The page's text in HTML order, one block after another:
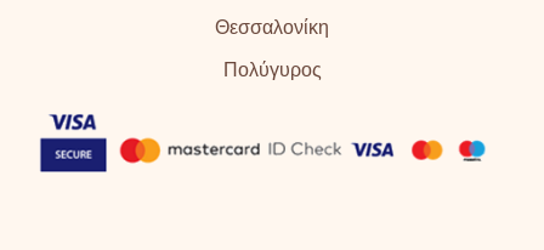
Θεσσαλονίκη
Πολύγυρος